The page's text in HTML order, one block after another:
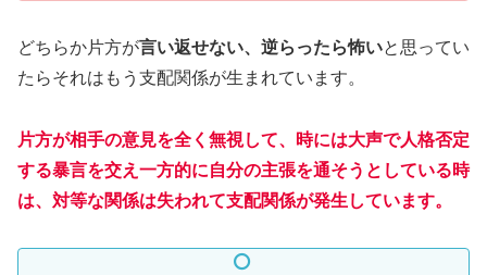
どちらか片方が言い返せない、逆らったら怖いと思ってい
たらそれはもう支配関係が生まれています。
片方が相手の意見を全く無視して、時には大声で人格否定
する暴言を交え一方的に自分の主張を通そうとしている時
は、対等な関係は失われて支配関係が発生しています。